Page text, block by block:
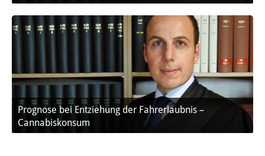
Prognose bei Entziehung der Fahrerlaubnis –
Cannabiskonsum